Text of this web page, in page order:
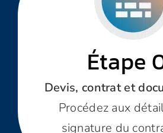
Étape
Devis, contrat et
Procédez aux
signature du